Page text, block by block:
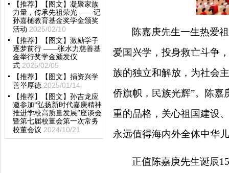
【推荐】【图文】凝聚家族
力量，传承先祖荣光 ——记
孙嘉槌教育基金奖学金颁奖
活动 2025/02/10
【推荐】【图文】激励学子
逐梦前行 ——张水力慈善基
金举行奖学金颁发仪
式 2025/02/05
【推荐】【图文】捐资兴学
善举厚德 2025/01/14
【推荐】【图文】孙吉龙应
邀参加“弘扬新时代嘉庚精神
推进学校高质量发展”座谈会
暨第七届校董会第一次常务
校董会议 2024/10/21
陈嘉庚先生一生热爱
爱国兴学，投身救亡斗争
族的独立和解放，为社会
侨旗帜，民族光辉”。陈
重的品格，关心祖国建设
永远值得海内外全体中华
正值陈嘉庚先生诞辰